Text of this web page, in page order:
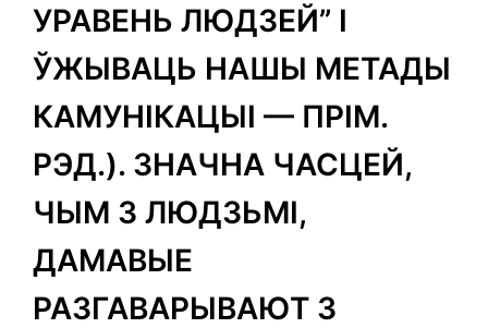
УРАВЕНЬ ЛЮДЗЕЙ” І
ЎЖЫВАЦЬ НАШЫ МЕТАДЫ
КАМУНІКАЦЫІ — ПРІМ.
РЭД.). ЗНАЧНА ЧАСЦЕЙ,
ЧЫМ З ЛЮДЗЬМІ,
ДАМАВЫЕ
РАЗГАВАРЫВАЮТ З